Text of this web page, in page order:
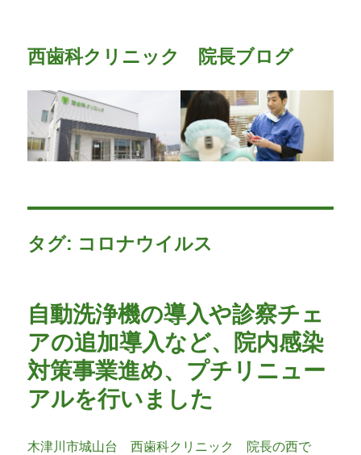
西歯科クリニック 院長ブログ
タグ: コロナウイルス
自動洗浄機の導入や診察チェ
アの追加導入など、院内感染
対策事業進め、プチリニュー
アルを行いました
木津川市城山台 西歯科クリニック 院長の西で